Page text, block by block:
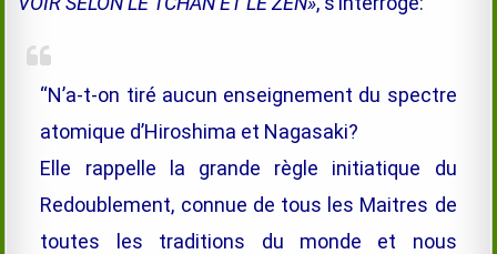
“N’a-t-on tiré aucun enseignement du spectre
atomique d’Hiroshima et Nagasaki?
Elle rappelle la grande règle initiatique du
Redoublement, connue de tous les Maitres de
toutes les traditions du monde et nous